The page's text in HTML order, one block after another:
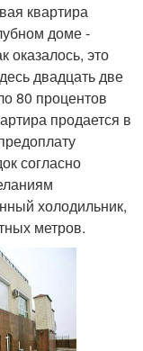
квартира
доме -
оказалось, это
двадцать две
80 процентов
продается в
согласно
холодильник,
метров.